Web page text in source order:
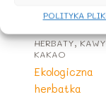
POLITYKA
HERBATY,
KAKAO
Ekologiczna
herbatka